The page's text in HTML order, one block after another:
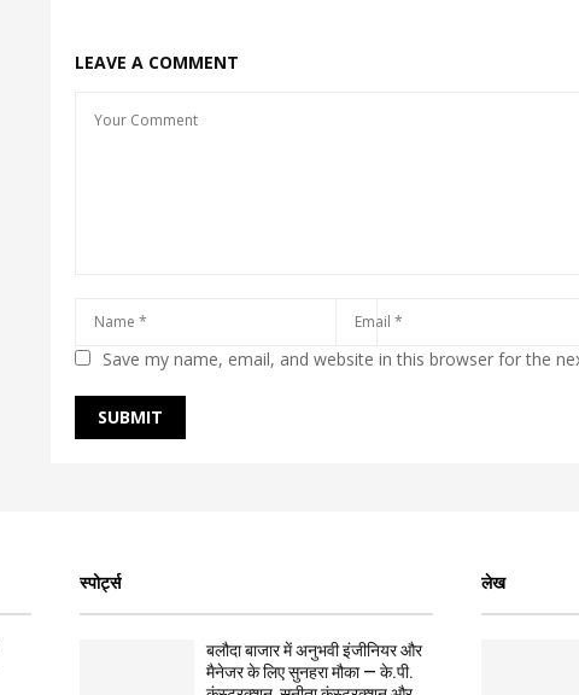
LEAVE A COMMENT
Save my name, email, and website in this browser for the
स्पोर्ट्स
बलौदा बाजार में अनुभवी इंजीनियर और
मैनेजर के लिए सुनहरा मौका — के.पी.
लेख